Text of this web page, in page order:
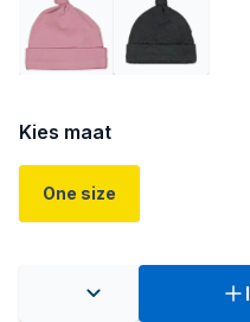
Kies maat
One size